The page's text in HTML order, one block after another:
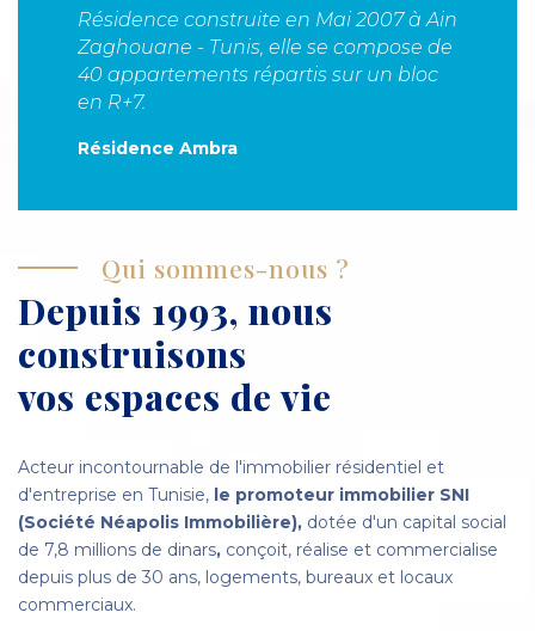
Résidence construite en Mai 2007 à Ain
Zaghouane - Tunis, elle se compose de
40 appartements répartis sur un bloc
en R+7.
Résidence Ambra
Qui sommes-nous ?
Depuis 1993, nous
construisons
vos espaces de vie
Acteur incontournable de l'immobilier résidentiel et
d'entreprise en Tunisie, le promoteur immobilier SNI
(Société Néapolis Immobilière), dotée d'un capital social
de 7,8 millions de dinars, conçoit, réalise et commercialise
depuis plus de 30 ans, logements, bureaux et locaux
commerciaux.